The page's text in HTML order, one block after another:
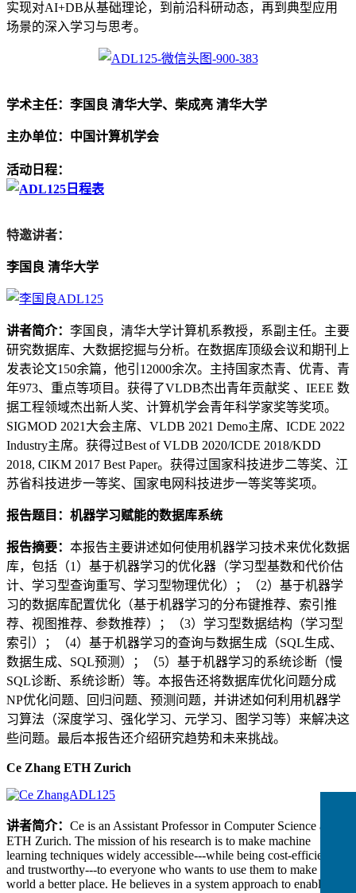
实现对AI+DB从基础理论，到前沿科研动态，再到典型应用
场景的深入学习与思考。
学术主任：李国良 清华大学、柴成亮 清华大学
主办单位：中国计算机学会
活动日程：
特邀讲者：
李国良 清华大学
讲者简介： 李国良，清华大学计算机系教授，系副主任。主要
研究数据库、大数据挖掘与分析。在数据库顶级会议和期刊上
发表论文150余篇，他引12000余次。主持国家杰青、优青、青
年973、重点等项目。获得了VLDB杰出青年贡献奖 、IEEE 数
据工程领域杰出新人奖、计算机学会青年科学家奖等奖项。
SIGMOD 2021大会主席、VLDB 2021 Demo主席、ICDE 2022
Industry主席。获得过Best of VLDB 2020/ICDE 2018/KDD
2018, CIKM 2017 Best Paper。获得过国家科技进步二等奖、江
苏省科技进步一等奖、国家电网科技进步一等奖等奖项。
报告题目：机器学习赋能的数据库系统
报告摘要： 本报告主要讲述如何使用机器学习技术来优化数据
库，包括（1）基于机器学习的优化器（学习型基数和代价估
计、学习型查询重写、学习型物理优化）；（2）基于机器学
习的数据库配置优化（基于机器学习的分布键推荐、索引推
荐、视图推荐、参数推荐）；（3）学习型数据结构（学习型
索引）；（4）基于机器学习的查询与数据生成（SQL生成、
数据生成、SQL预测）；（5）基于机器学习的系统诊断（慢
SQL诊断、系统诊断）等。本报告还将数据库优化问题分成
NP优化问题、回归问题、预测问题，并讲述如何利用机器学
习算法（深度学习、强化学习、元学习、图学习等）来解决这
些问题。最后本报告还介绍研究趋势和未来挑战。
Ce Zhang ETH Zurich
讲者简介： Ce is an Assistant Professor in Computer Science at
ETH Zurich. The mission of his research is to make machine
learning techniques widely accessible---while being cost-efficient
and trustworthy---to everyone who wants to use them to make our
world a better place. He believes in a system approach to enabling